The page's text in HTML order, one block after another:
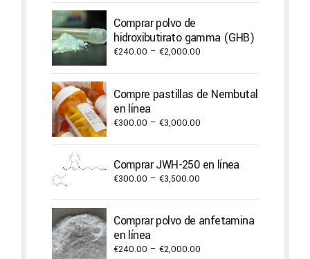
€22,000.00
Comprar polvo de
hidroxibutirato gamma (GHB)
€240.00 – €2,000.00
through
Compre pastillas de Nembutal
en línea
€300.00 – €3,000.00
through
Comprar JWH-250 en línea
€300.00 – €3,500.00
through
Comprar polvo de anfetamina
en línea
€240.00 – €2,000.00